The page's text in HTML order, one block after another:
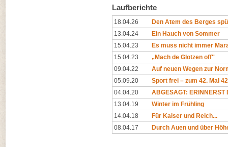
Laufberichte
18.04.26
Den Atem des Berges
13.04.24
Ein Hauch von Sommer
15.04.23
Es muss nicht immer
15.04.23
„Mach de Glotzen off''
09.04.22
Auf neuen Wegen zur
05.09.20
Sport frei – zum 42. Mal
04.04.20
ABGESAGT: ERINNERST
13.04.19
Winter im Frühling
14.04.18
Für Kaiser und Reich...
08.04.17
Durch Auen und über